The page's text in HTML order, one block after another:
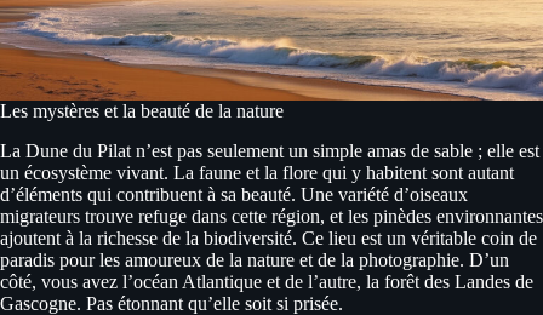
Les mystères et la beauté de la nature
La Dune du Pilat n’est pas seulement un simple amas de sable ; elle est
un écosystème vivant. La faune et la flore qui y habitent sont autant
d’éléments qui contribuent à sa beauté. Une variété d’oiseaux
migrateurs trouve refuge dans cette région, et les pinèdes environnantes
ajoutent à la richesse de la biodiversité. Ce lieu est un véritable coin de
paradis pour les amoureux de la nature et de la photographie. D’un
côté, vous avez l’océan Atlantique et de l’autre, la forêt des Landes de
Gascogne. Pas étonnant qu’elle soit si prisée.